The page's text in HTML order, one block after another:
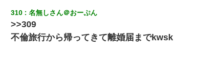
310 名無しさん＠おーぷん
>>309
不倫旅行から帰ってきて離婚届までkwsk